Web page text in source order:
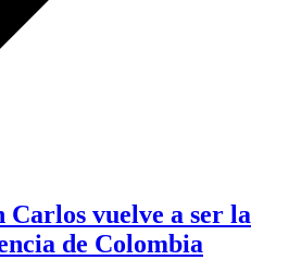
Carlos vuelve a ser la
de Colombia